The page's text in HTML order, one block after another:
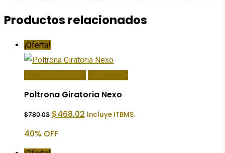
Productos relacionados
¡Oferta!
Poltrona Giratoria Nexo
$780.03 El
precio
era:
$468.02 El
precio
Incluye ITBMS.
40% OFF